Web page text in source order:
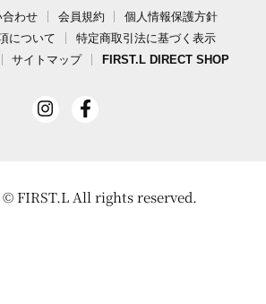
合わせ 会員規約
個人情報保護方針
について
特定商取引法に基づく表示
サイトマップ FIRST.L DIRECT SHOP
© FIRST.L All rights reserved.